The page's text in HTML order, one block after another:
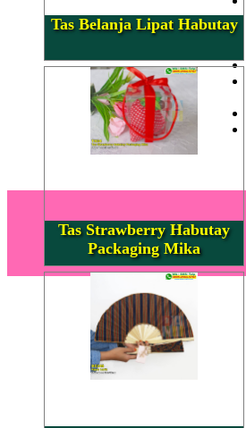
Tas Belanja Lipat Habutay
Tas Strawberry Habutay
Packaging Mika